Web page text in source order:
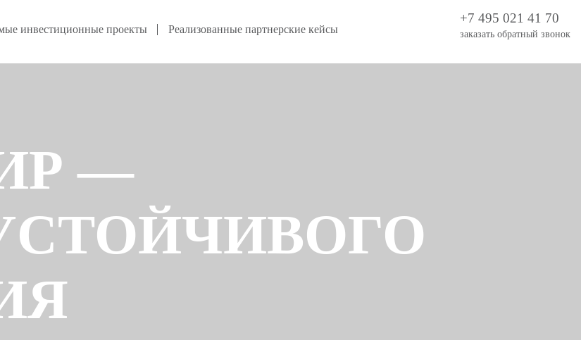
инвестиционные проекты Реализованные партнерские кейсы
+7 495 021 41 70
заказать обратный звонок
—